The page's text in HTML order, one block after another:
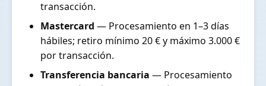
transacción.
Mastercard — Procesamiento en 1–3 días
hábiles; retiro mínimo 20 € y máximo 3.000 €
por transacción.
Transferencia bancaria — Procesamiento